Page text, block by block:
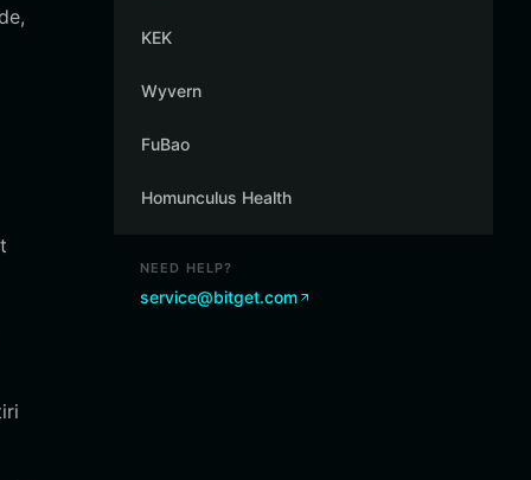
KEK
Wyvern
FuBao
Homunculus Health
NEED HELP?
service@bitget.com